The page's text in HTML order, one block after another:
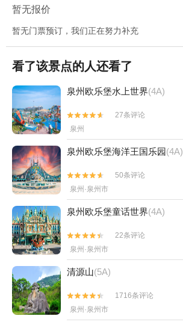
暂无报价
暂无门票预订，我们正在努力补充
看了该景点的人还看了
泉州欧乐堡水上世界(4A)


27条评论
泉州
泉州欧乐堡海洋王国乐园(4A)


50条评论
泉州·泉州市
泉州欧乐堡童话世界(4A)


22条评论
泉州·泉州市
清源山(5A)


1716条评论
泉州·泉州市